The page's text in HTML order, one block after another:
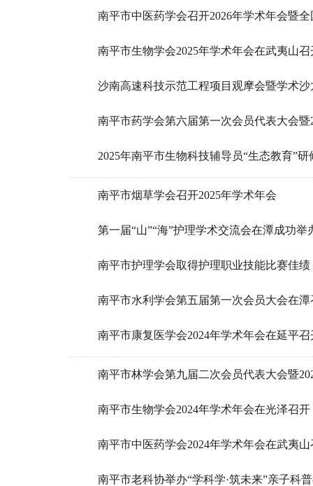
南平市中医药学会召开2026年学术年会暨
南平市生物学会2025年学术年会在武夷山召
沙南高速科技示范工程项目观摩会暨学术
南平市药学会第六届第一次会员代表大会
2025年南平市生物科技辅导员“生态教育”
南平市烟草学会召开2025年学术年会
第一届“山”“海”护理学术交流会在潭成功举
南平市护理学会取得护理职业技能比赛佳绩
南平市水利学会第五届第一次会员大会在潭
南平市康复医学会2024年学术年会在延平召
南平市林学会第九届二次会员代表大会暨
南平市生物学会2024年学术年会在光泽召开
南平市中医药学会2024年学术年会在武夷山
南平市老科协举办“学科学·筑未来”亲子科